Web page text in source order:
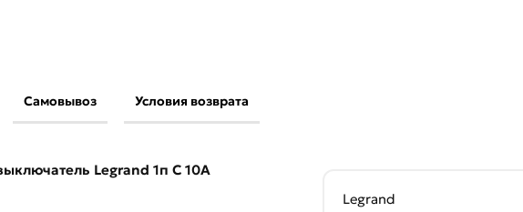
Самовывоз Условия возврата
с Вами для согласования условий
Legrand 1п C 10А
Legrand